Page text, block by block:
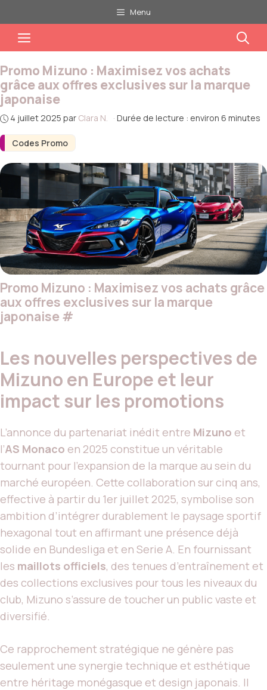
au
contenu
Menu
Menu
Codes Promo
Promo Mizuno : Maximisez vos achats
grâce aux offres exclusives sur la marque
japonaise
4 juillet 2025 par Clara N. · Durée de lecture : environ 6 minutes
Promo Mizuno : Maximisez vos achats grâce
aux offres exclusives sur la marque
japonaise #
Les nouvelles perspectives de
Mizuno en Europe et leur
impact sur les promotions
L’annonce du partenariat inédit entre Mizuno et
l’AS Monaco en 2025 constitue un véritable
tournant pour l’expansion de la marque au sein du
marché européen. Cette collaboration sur cinq ans,
effective à partir du 1er juillet 2025, symbolise son
ambition d’intégrer durablement le paysage sportif
hexagonal tout en affirmant une présence déjà
solide en Bundesliga et en Serie A. En fournissant
les maillots officiels, des tenues d’entraînement et
des collections exclusives pour tous les niveaux du
club, Mizuno s’assure de toucher un public vaste et
diversifié.
Ce rapprochement stratégique ne génère pas
seulement une synergie technique et esthétique
entre héritage monégasque et design japonais. Il